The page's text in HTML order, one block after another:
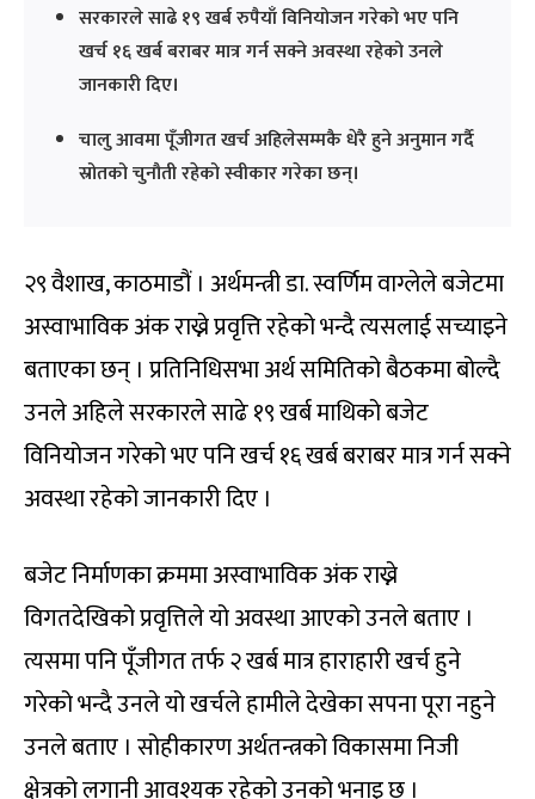
सरकारले साढे १९ खर्ब रुपैयाँ विनियोजन गरेको भए पनि
खर्च १६ खर्ब बराबर मात्र गर्न सक्ने अवस्था रहेको उनले
जानकारी दिए।
चालु आवमा पूँजीगत खर्च अहिलेसम्मकै धेरै हुने अनुमान गर्दै
स्रोतको चुनौती रहेको स्वीकार गरेका छन्।
२९ वैशाख, काठमाडौं । अर्थमन्त्री डा. स्वर्णिम वाग्लेले बजेटमा
अस्वाभाविक अंक राख्ने प्रवृत्ति रहेको भन्दै त्यसलाई सच्याइने
बताएका छन् । प्रतिनिधिसभा अर्थ समितिको बैठकमा बोल्दै
उनले अहिले सरकारले साढे १९ खर्ब माथिको बजेट
विनियोजन गरेको भए पनि खर्च १६ खर्ब बराबर मात्र गर्न सक्ने
अवस्था रहेको जानकारी दिए ।
बजेट निर्माणका क्रममा अस्वाभाविक अंक राख्ने
विगतदेखिको प्रवृत्तिले यो अवस्था आएको उनले बताए ।
त्यसमा पनि पूँजीगत तर्फ २ खर्ब मात्र हाराहारी खर्च हुने
गरेको भन्दै उनले यो खर्चले हामीले देखेका सपना पूरा नहुने
उनले बताए । सोहीकारण अर्थतन्त्रको विकासमा निजी
क्षेत्रको लगानी आवश्यक रहेको उनको भनाइ छ ।